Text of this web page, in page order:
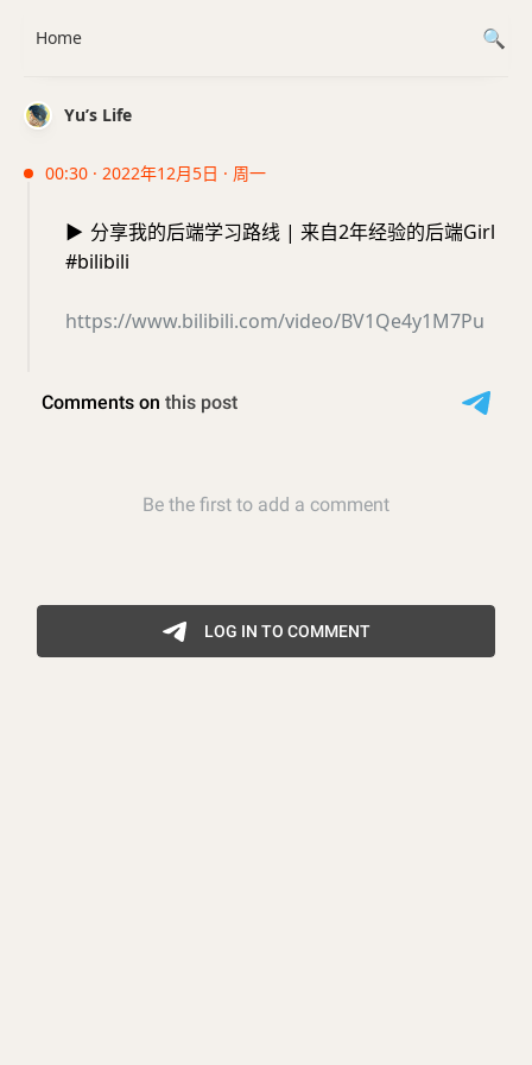
Yu’s Life
00:30 · 2022年12月5日 · 周一
▶️ 分享我的后端学习路线 | 来自2年经验的后端Girl
#bilibili
https://www.bilibili.com/video/BV1Qe4y1M7Pu
Home